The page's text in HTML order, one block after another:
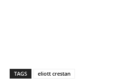
TAGS eliott crestan